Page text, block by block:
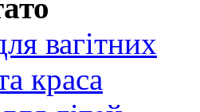
вагітних
краса